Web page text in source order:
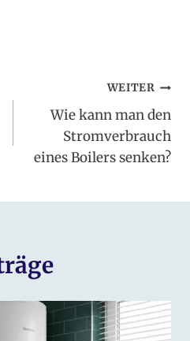
WEITER
Wie kann man den
Stromverbrauch
eines Boilers senken?